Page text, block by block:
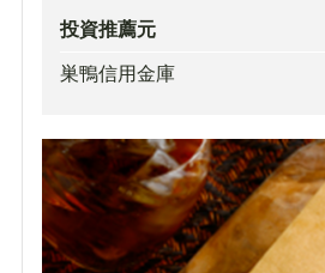
投資推薦元
巣鴨信用金庫